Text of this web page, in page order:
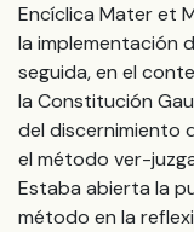
Encíclica Mater et
la implementación
seguida, en el
la Constitución
del discernimiento
el método ver-
Estaba abierta la
método en la